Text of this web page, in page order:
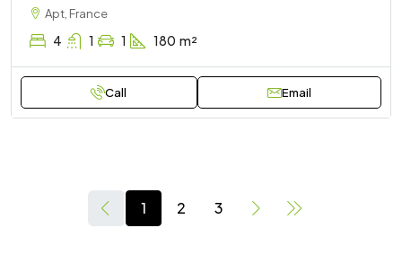
Apt, France
4 1 1 180 m²
Call Email
1 2 3